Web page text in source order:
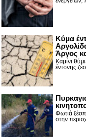
Κύμα
Άργος
Καμίνι
έντονης
Φωτιά
στην